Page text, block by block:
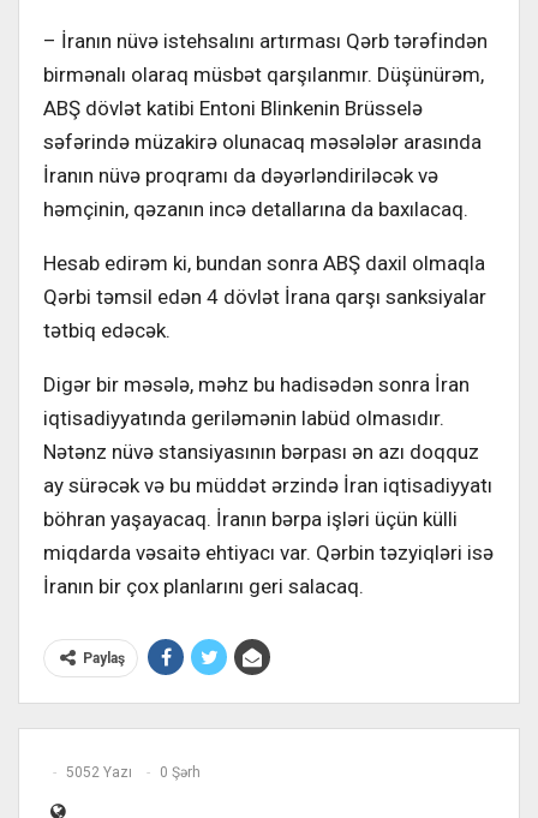
– İranın nüvə istehsalını artırması Qərb tərəfindən
birmənalı olaraq müsbət qarşılanmır. Düşünürəm,
ABŞ dövlət katibi Entoni Blinkenin Brüsselə
səfərində müzakirə olunacaq məsələlər arasında
İranın nüvə proqramı da dəyərləndiriləcək və
həmçinin, qəzanın incə detallarına da baxılacaq.
Hesab edirəm ki, bundan sonra ABŞ daxil olmaqla
Qərbi təmsil edən 4 dövlət İrana qarşı sanksiyalar
tətbiq edəcək.
Digər bir məsələ, məhz bu hadisədən sonra İran
iqtisadiyyatında geriləmənin labüd olmasıdır.
Nətənz nüvə stansiyasının bərpası ən azı doqquz
ay sürəcək və bu müddət ərzində İran iqtisadiyyatı
böhran yaşayacaq. İranın bərpa işləri üçün külli
miqdarda vəsaitə ehtiyacı var. Qərbin təzyiqləri isə
İranın bir çox planlarını geri salacaq.
Paylaş
5052 Yazı 0 Şərh